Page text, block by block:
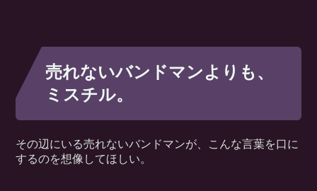
売れないバンドマンよりも、
ミスチル。
その辺にいる売れないバンドマンが、こんな言葉を口に
するのを想像してほしい。